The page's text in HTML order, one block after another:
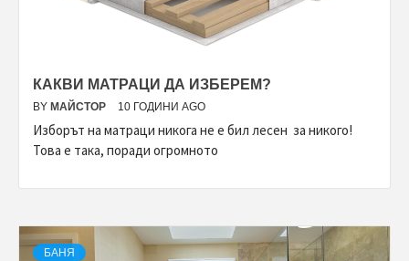
КАКВИ МАТРАЦИ ДА ИЗБЕРЕМ?
BY МАЙСТОР 10 ГОДИНИ AGO
Изборът на матраци никога не е бил лесен за никого!
Това е така, поради огромното
БАНЯ